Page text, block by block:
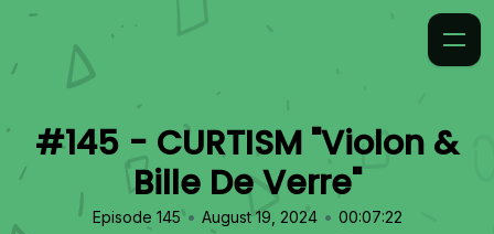
#145 - CURTISM "Violon &
Bille De Verre"
Episode 145 • August 19, 2024 • 00:07:22